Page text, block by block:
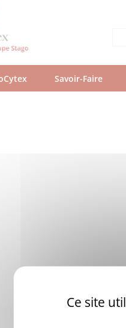
Savoir-Faire
Ce site